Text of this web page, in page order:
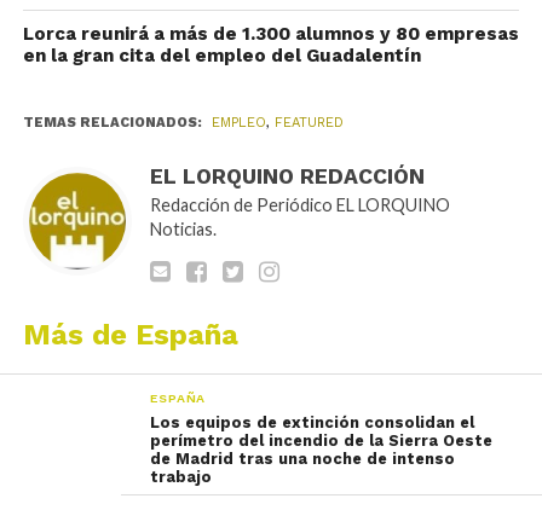
Lorca reunirá a más de 1.300 alumnos y 80 empresas
en la gran cita del empleo del Guadalentín
TEMAS RELACIONADOS: EMPLEO, FEATURED
EL LORQUINO REDACCIÓN
Redacción de Periódico EL LORQUINO
Noticias.
Más de España
ESPAÑA
Los equipos de extinción consolidan el
perímetro del incendio de la Sierra Oeste
de Madrid tras una noche de intenso
trabajo